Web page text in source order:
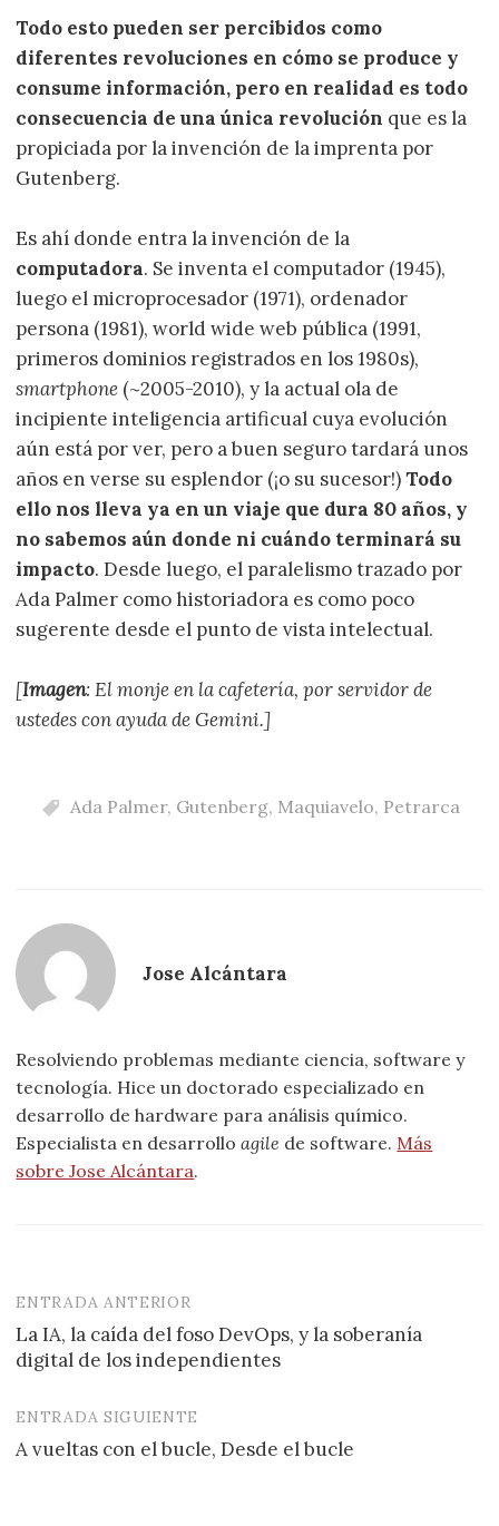
Todo esto pueden ser percibidos como
diferentes revoluciones en cómo se produce y
consume información, pero en realidad es todo
consecuencia de una única revolución que es la
propiciada por la invención de la imprenta por
Gutenberg.
Es ahí donde entra la invención de la
computadora. Se inventa el computador (1945),
luego el microprocesador (1971), ordenador
persona (1981), world wide web pública (1991,
primeros dominios registrados en los 1980s),
smartphone (~2005-2010), y la actual ola de
incipiente inteligencia artificual cuya evolución
aún está por ver, pero a buen seguro tardará unos
años en verse su esplendor (¡o su sucesor!)Todo
ello nos lleva ya en un viaje que dura 80 años, y
no sabemos aún donde ni cuándo terminará su
impacto. Desde luego, el paralelismo trazado por
Ada Palmer como historiadora es como poco
sugerente desde el punto de vista intelectual.
[Imagen: El monje en la cafetería, por servidor de
ustedes con ayuda de Gemini.]
Ada Palmer, Gutenberg, Maquiavelo, Petrarca
Jose Alcántara
Resolviendo problemas mediante ciencia, software y
tecnología. Hice un doctorado especializado en
desarrollo de hardware para análisis químico.
Especialista en desarrolloagile de software. Más
sobre Jose Alcántara.
Navegación
de
ENTRADA ANTERIOR
La IA, la caída del foso DevOps, y la soberanía
digital de los independientes
ENTRADA SIGUIENTE
A vueltas con el bucle, Desde el bucle